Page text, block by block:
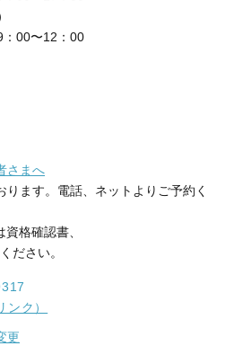
00〜12：00
さまへ
ます。電話、ネットよりご予約く
資格確認書、
ださい。
ク）
更